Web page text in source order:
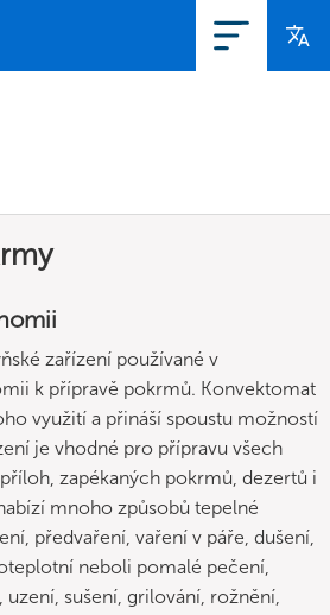
zařízení používané v
k přípravě pokrmů. Konvektomat
využití a přináší spoustu možností
je vhodné pro přípravu všech
zapékaných pokrmů, dezertů i
mnoho způsobů tepelné
předvaření, vaření v páře, dušení,
neboli pomalé pečení,
sušení, grilování, rožnění,